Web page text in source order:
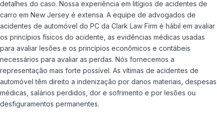
detalhes do caso. Nossa experiência em litígios de acidentes de
carro em New Jersey é extensa. A equipe de advogados de
acidentes de automóvel do PC da Clark Law Firm é hábil em avaliar
os princípios físicos do acidente, as evidências médicas usadas
para avaliar lesões e os princípios econômicos e contábeis
necessários para avaliar as perdas. Nós fornecemos a
representação mais forte possível. As vítimas de acidentes de
automóvel têm direito a indenização por danos materiais, despesas
médicas, salários perdidos, dor e sofrimento e por lesões ou
desfiguramentos permanentes.